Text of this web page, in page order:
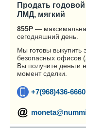
Продать
ЛМД, мягкий
855Р —
сегодняшний день.
Мы готовы выкупить
безопасных офисов (
Вы получите деньги
момент сделки.
+7(968)436-6660